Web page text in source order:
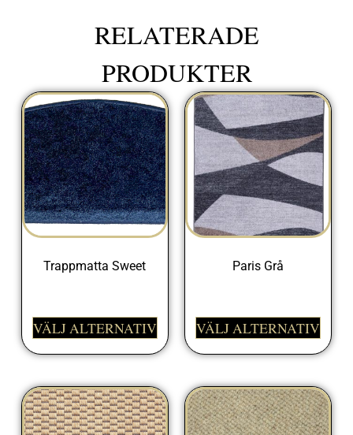
Trappmatta Sweet
VÄLJ ALTERNATIV
Paris Grå
VÄLJ ALTERNATIV
RELATERADE
PRODUKTER